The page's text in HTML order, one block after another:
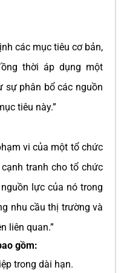
các mục tiêu cơ bản,
thời áp dụng một
sự phân bổ các nguồn
tiêu này.”
vi của một tổ chức
tranh cho tổ chức
lực của nó trong
nhu cầu thị trường và
liên quan.”
gồm:
trong dài hạn.